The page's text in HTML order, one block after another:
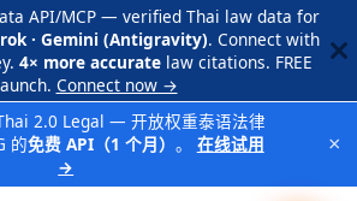
API/MCP — verified Thai law data for
· Gemini (Antigravity). Connect with
4× more accurate law citations. FREE
Connect now →
2.0 Legal — 开放权重泰语法律
的免费 API（1 个月） 。
在线试用
→
×